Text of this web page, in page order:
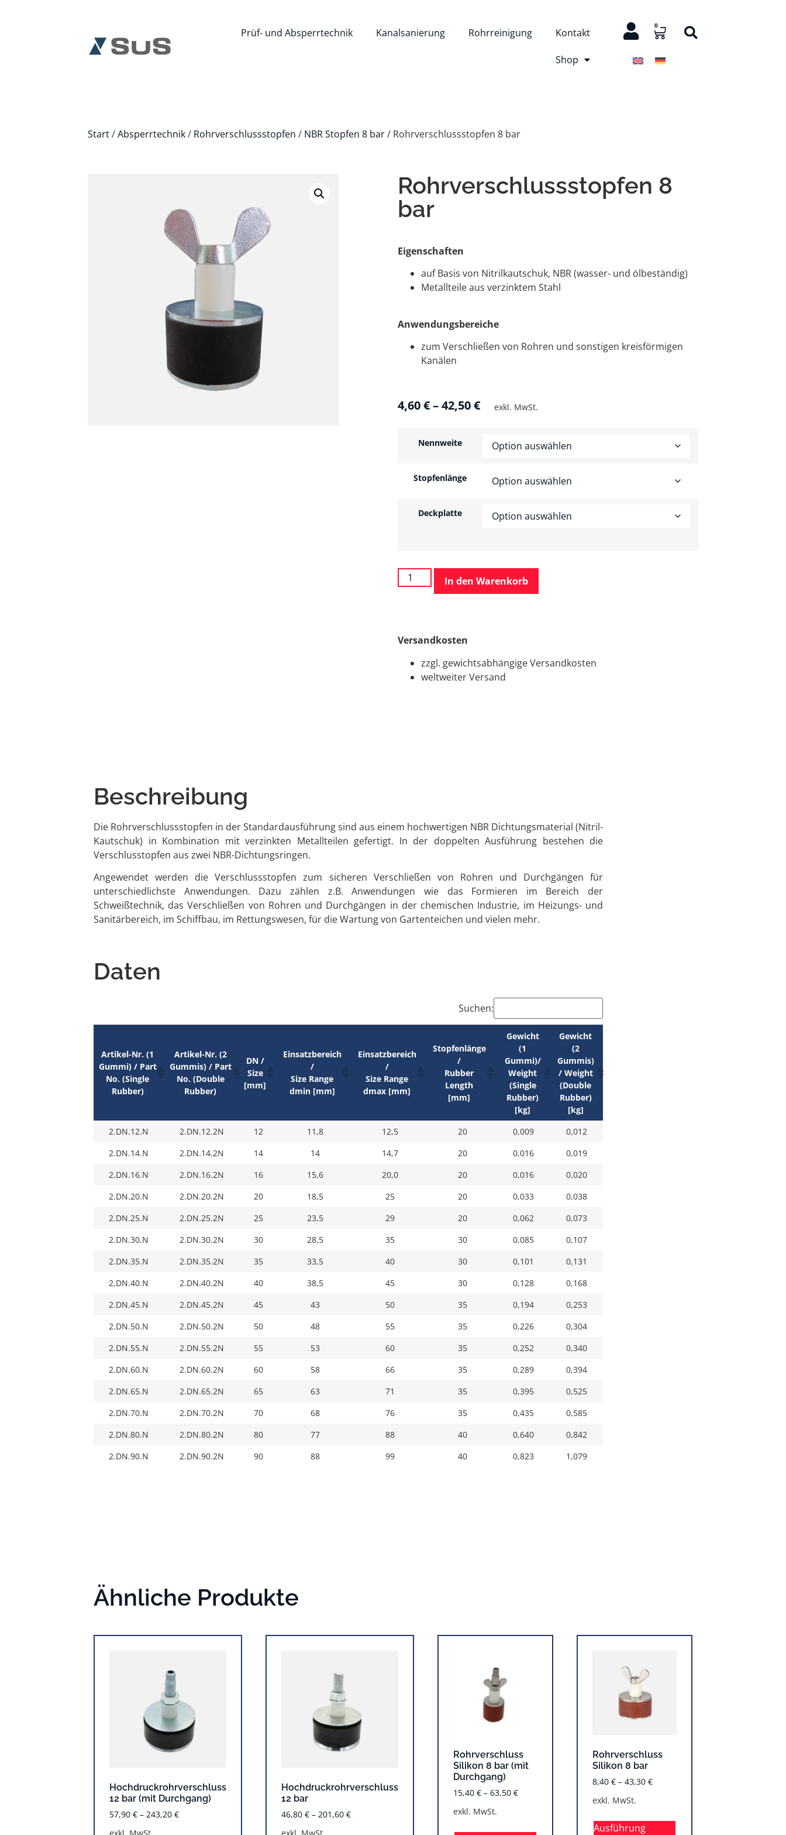
Prüf- und Absperrtechnik Kanalsanierung Rohrreinigung Kontakt
Shop
0
Start/Absperrtechnik/ Rohrverschlussstopfen / NBR Stopfen 8 bar/ Rohrverschlussstopfen 8 bar
Rohrverschlussstopfen 8
bar
Eigenschaften
auf Basis von Nitrilkautschuk, NBR (wasser- und ölbeständig)
Metallteile aus verzinktem Stahl
Anwendungsbereiche
zum Verschließen von Rohren und sonstigen kreisförmigen
Kanälen
4,60€–42,50€ exkl. MwSt.
Nennweite
Stopfenlänge
Deckplatte
In den Warenkorb
Versandkosten
zzgl. gewichtsabhängige Versandkosten
weltweiter Versand
Beschreibung
Die Rohrverschlussstopfen in der Standardausführung sind aus einem hochwertigen NBR Dichtungsmaterial (Nitril-
Kautschuk) in Kombination mit verzinkten Metallteilen gefertigt. In der doppelten Ausführung bestehen die
Verschlusstopfen aus zwei NBR-Dichtungsringen.
Angewendet werden die Verschlussstopfen zum sicheren Verschließen von Rohren und Durchgängen für
unterschiedlichste Anwendungen. Dazu zählen z.B. Anwendungen wie das Formieren im Bereich der
Schweißtechnik, das Verschließen von Rohren und Durchgängen in der chemischen Industrie, im Heizungs- und
Sanitärbereich, im Schiffbau, im Rettungswesen, für die Wartung von Gartenteichen und vielen mehr.
Daten
Suchen:
Artikel-Nr. (1
Gummi) / Part
No. (Single
Rubber)
Artikel-Nr. (2
Gummis) / Part
No. (Double
Rubber)
DN /
Size
[mm]
Einsatzbereich
/
Size Range
dmin [mm]
Einsatzbereich
/
Size Range
dmax [mm]
Stopfenlänge
/
Rubber
Length
[mm]
Gewicht
(1
Gummi)/
Weight
(Single
Rubber)
[kg]
Gewicht
(2
Gummis)
/ Weight
(Double
Rubber)
[kg]
2.DN.12.N
2.DN.12.2N 12 11,8 12,5 20 0,009
0,012
2.DN.14.N
2.DN.14.2N 14 14 14,7 20 0,016
0,019
2.DN.16.N
2.DN.16.2N 16 15,6 20,0 20 0,016
0,020
2.DN.20.N
2.DN.20.2N 20 18,5 25 20 0,033
0,038
2.DN.25.N
2.DN.25.2N 25 23,5 29 20 0,062
0,073
2.DN.30.N
2.DN.30.2N 30 28,5 35 30 0,085
0,107
2.DN.35.N
2.DN.35.2N 35 33,5 40 30 0,101
0,131
2.DN.40.N
2.DN.40.2N 40 38,5 45 30 0,128
0,168
2.DN.45.N
2.DN.45.2N 45 43 50 35 0,194
0,253
2.DN.50.N
2.DN.50.2N 50 48 55 35 0,226
0,304
2.DN.55.N
2.DN.55.2N 55 53 60 35 0,252
0,340
2.DN.60.N
2.DN.60.2N 60 58 66 35 0,289
0,394
2.DN.65.N
2.DN.65.2N 65 63 71 35 0,395
0,525
2.DN.70.N
2.DN.70.2N 70 68 76 35 0,435
0,585
2.DN.80.N
2.DN.80.2N 80 77 88 40 0,640
0,842
2.DN.90.N
2.DN.90.2N 90 88 99 40 0,823 1,079
Ähnliche Produkte
Hochdruckrohrverschluss
12 bar (mit Durchgang)
57,90 € – 243,20 €
Hochdruckrohrverschluss
12 bar
46,80 € – 201,60 €
Rohrverschluss
Silikon 8 bar (mit
Durchgang)
15,40 € – 63,50 €
exkl. MwSt.
Rohrverschluss
Silikon 8 bar
8,40 € – 43,30 €
exkl. MwSt.
Ausführung